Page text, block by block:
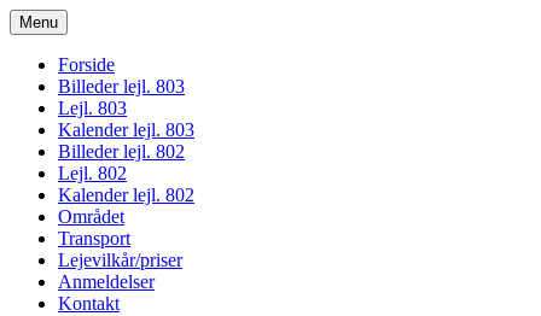
bogodtcostadelsol.dk
Menu
Forside
Billeder lejl. 803
Lejl. 803
Kalender lejl. 803
Billeder lejl. 802
Lejl. 802
Kalender lejl. 802
Området
Transport
Lejevilkår/priser
Anmeldelser
Kontakt